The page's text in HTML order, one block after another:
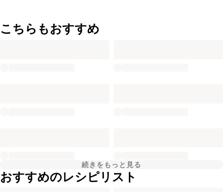
こちらもおすすめ
続きをもっと見る
おすすめのレシピリスト